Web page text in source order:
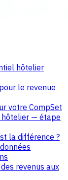
hôtelier
le revenue
votre CompSet
hôtelier — étape
la différence ?
revenus aux